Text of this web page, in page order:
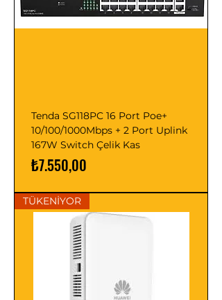
Tenda SG118PC 16 Port Poe+
10/100/1000Mbps + 2 Port Uplink
167W Switch Çelik Kas
Fiyat
₺7.550,00
TÜKENİYOR